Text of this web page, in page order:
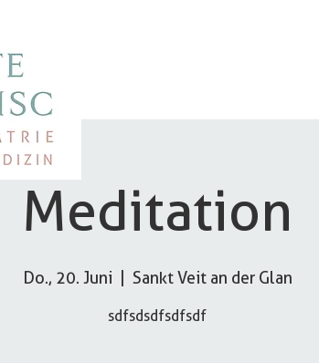
Meditation
Do., 20. Juni Sankt Veit an der Glan
sdfsdsdfsdfsdf